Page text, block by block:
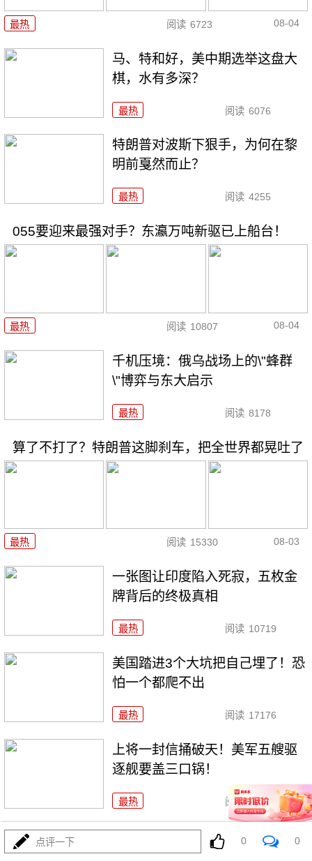
最热 阅读 6723 08-04
马、特和好，美中期选举这盘大
棋，水有多深？
最热 阅读 6076
特朗普对波斯下狠手，为何在黎
明前戛然而止？
最热 阅读 4255
055要迎来最强对手？东瀛万吨新驱已上船台！
最热 阅读 10807 08-04
千机压境：俄乌战场上的\"蜂群
\"博弈与东大启示
最热 阅读 8178
算了不打了？特朗普这脚刹车，把全世界都晃吐了
最热 阅读 15330 08-03
一张图让印度陷入死寂，五枚金
牌背后的终极真相
最热 阅读 10719
美国踏进3个大坑把自己埋了！恐
怕一个都爬不出
最热 阅读 17176
上将一封信捅破天！美军五艘驱
逐舰要盖三口锅！
最热 阅读 7304
特朗普要对伊朗动手？最狠的还
没来，最骚的来了
点评一下 0 0